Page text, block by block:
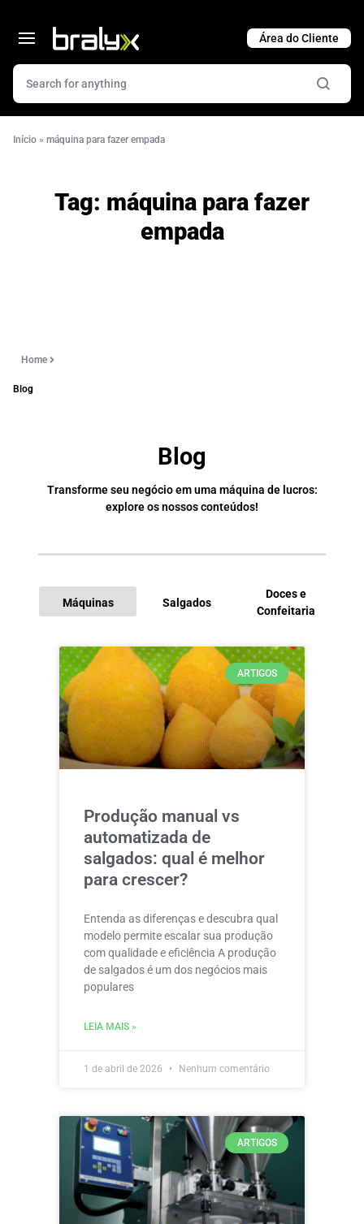
Início » máquina para fazer empada
Tag: máquina para fazer
empada
Home
Blog
Blog
Transforme seu negócio em uma máquina de lucros:
explore os nossos conteúdos!
Máquinas Salgados
Doces e
Confeitaria
ARTIGOS
Produção manual vs
automatizada de
salgados: qual é melhor
para crescer?
Entenda as diferenças e descubra qual
modelo permite escalar sua produção
com qualidade e eficiência A produção
de salgados é um dos negócios mais
populares
LEIA MAIS »
1 de abril de 2026 Nenhum comentário
ARTIGOS